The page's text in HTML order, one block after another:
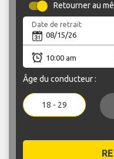
Retourner au
Date de retrait
Âge du conducteur :
18 - 29